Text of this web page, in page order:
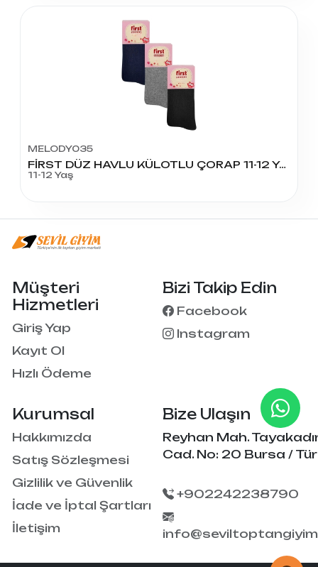
MELODY035
FİRST DÜZ HAVLU KÜLOTLU ÇORAP 11-12 YAŞ
11-12 Yaş
Kurumsal
Hakkımızda
Satış Sözleşmesi
Gizlilik ve Güvenlik
İade ve İptal Şartları
İletişim
Müşteri
Hizmetleri
Giriş Yap
Kayıt Ol
Hızlı Ödeme
Bizi Takip Edin
Facebook
Instagram
Bize Ulaşın
Reyhan Mah.
Cad. No: 20 Bursa /
+902242238790